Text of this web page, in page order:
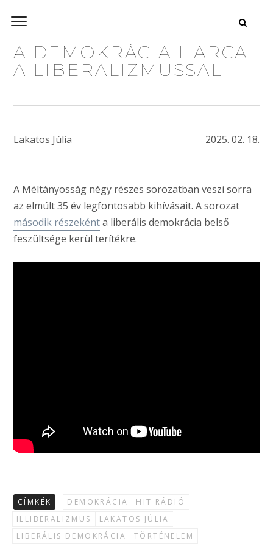
A DEMOKRÁCIA HARCA
A LIBERALIZMUSSAL
Lakatos Júlia 2025. 02. 18.
A Méltányosság négy részes sorozatban veszi sorra
az elmúlt 35 év legfontosabb kihívásait. A sorozat
második részekénta liberális demokrácia belső
feszültsége kerül terítékre.
CÍMKÉK DEMOKRÁCIA
HIT RÁDIÓ
ILLIBERALIZMUS
LAKATOS JÚLIA
LIBERÁLIS DEMOKRÁCIA
TÖRTÉNELEM